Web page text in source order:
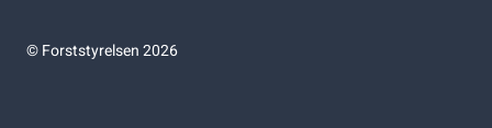
©Forststyrelsen 2026